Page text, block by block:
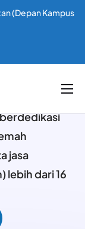
(Depan Kampus
jasa
lebih dari 16